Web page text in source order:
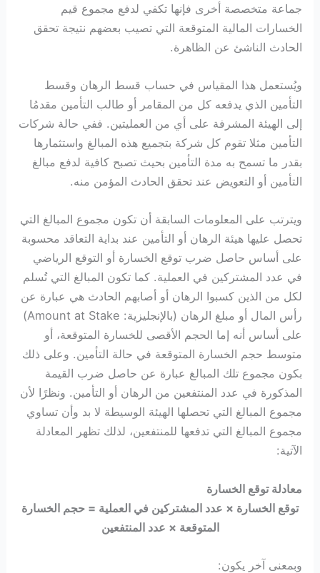
جماعة متخصصة أخرى فإنها تكفي لدفع مجموع قيم
الخسارات المالية المتوقعة التي تصيب بعضهم نتيجة تحقق
الحادث الناشئ عن الظاهرة.
ويُستعمل هذا المقياس في حساب قسط الرهان وقسط
التأمين الذي يدفعه كل من المقامر أو طالب التأمين مقدمُا
إلى الهيئة المشرفة على أي من العمليتين. ففي حالة شركات
التأمين مثلا تقوم كل شركة بتجميع هذه المبالغ واستثمارها
بقدر ما تسمح به مدة التأمين بحيث تصبح كافية لدفع مبالغ
التأمين أو التعويض عند تحقق الحادث المؤمن منه.
ويترتب على المعلومات السابقة أن تكون مجموع المبالغ التي
تحصل عليها هيئة الرهان أو التأمين عند بداية التعاقد محسوبة
على أساس حاصل ضرب توقع الخسارة أو التوقع الرياضي
في عدد المشتركين في العملية. كما تكون المبالغ التي تُسلم
لكل من الذين كسبوا الرهان أو أصابهم الحادث هي عبارة عن
رأس المال أو مبلغ الرهان (بالإنجليزية: Amount at Stake)
على أساس أنه إما الحجم الأقصى للخسارة المتوقعة، أو
متوسط حجم الخسارة المتوقعة في حالة التأمين. وعلى ذلك
بكون مجموع تلك المبالغ عبارة عن حاصل ضرب القيمة
المذكورة في عدد المنتفعين من الرهان أو التأمين. ونظرًا لأن
مجموع المبالغ التي تحصلها الهيئة الوسيطة لا بد وأن تساوي
مجموع المبالغ التي تدفعها للمنتفعين، لذلك تظهر المعادلة
الآتية:
معادلة توقع الخسارة
توقع الخسارة × عدد المشتركين في العملية = حجم الخسارة
المتوقعة × عدد المنتفعين
وبمعنى آخر يكون: